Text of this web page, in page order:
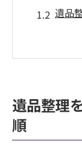
遺品
初
愛知県
大府
遺品整理
順